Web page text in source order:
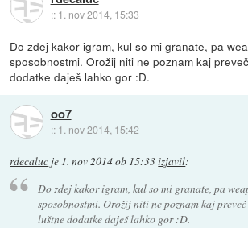
:: 1. nov 2014, 15:33
Do zdej kakor igram, kul so mi granate, pa
sposobnostmi. Orožij niti ne poznam kaj
dodatke daješ lahko gor :D.
oo7
:: 1. nov 2014, 15:42
rdecaluc je 1. nov 2014 ob 15:33izjavil:
Do zdej kakor igram, kul so mi granate, pa
sposobnostmi. Orožij niti ne poznam kaj preveč
luštne dodatke daješ lahko gor :D.